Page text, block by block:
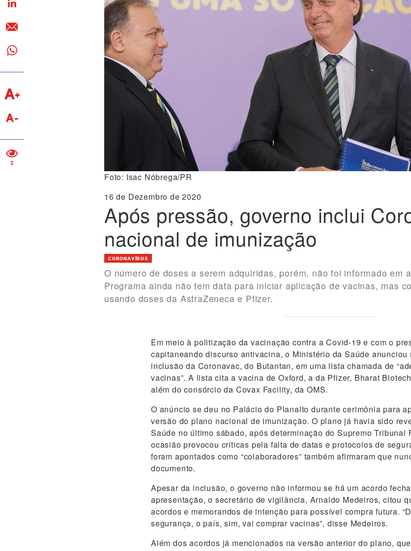
2
Foto: Isac Nóbrega/PR
16 de Dezembro de 2020
Após pressão, governo inclui
nacional de imunização
CORONAVÍRUS
O número de doses a serem adquiridas, porém, não foi informado em
Programa ainda não tem data para iniciar aplicação de vacinas, mas
usando doses da AstraZeneca e Pfizer.
Em meio à politização da vacinação contra a Covid-19 e com o
capitaneando discurso antivacina, o Ministério da Saúde anunciou
inclusão da Coronavac, do Butantan, em uma lista chamada de
vacinas”. A lista cita a vacina de Oxford, a da Pfizer, Bharat
além do consórcio da Covax Facility, da OMS.
O anúncio se deu no Palácio do Planalto durante cerimônia para
versão do plano nacional de imunização. O plano já havia sido
Saúde no último sábado, após determinação do Supremo Tribunal
ocasião provocou críticas pela falta de datas e protocolos de
foram apontados como “colaboradores” também afirmaram que
documento.
Apesar da inclusão, o governo não informou se há um acordo
apresentação, o secretário de vigilância, Arnaldo Medeiros, citou
acordos e memorandos de intenção para possível compra futura.
segurança, o país, sim, vai comprar vacinas”, disse Medeiros.
Além dos acordos já mencionados na versão anterior do plano,